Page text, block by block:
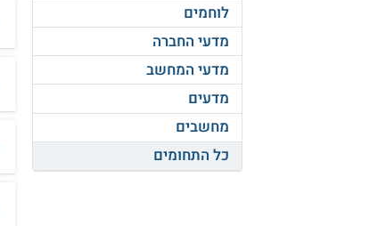
לוחמים
מדעי החברה
מדעי המחשב
מדעים
מחשבים
כל התחומים